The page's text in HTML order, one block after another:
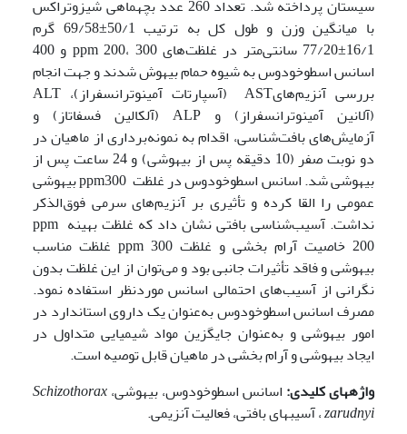
سیستان پرداخته شد. تعداد 260 عدد بچه­ماهی شیزوتراکس
با میانگین وزن و طول کل به ترتیب 50/1±69/58 گرم
16/1±77/20 سانتی‌متر در غلظت‌های ppm 200، 300 و 400
اسانس اسطوخودوس به شیوه حمام بیهوش شدند و جهت انجام
بررسی آنزیم‌هایAST (آسپارتات آمینوترانسفراز)، ALT
(آلانین آمینوترانسفراز) و ALP (آلکالین فسفاتاز) و
آزمایش‌های بافت‌شناسی، اقدام به نمونه‌برداری از ماهیان در
دو نوبت صفر (10 دقیقه پس از بیهوشی) و 24 ساعت پس از
بیهوشی شد. اسانس اسطوخودوس در غلظت ppm300 بیهوشی
عمومی را القا کرده و تأثیری بر آنزیم‌های سرمی فوق‌الذکر
نداشت. آسیب‌شناسی بافتی نشان داد که غلظت بهینه ppm
200 خاصیت آرام بخشی و غلظت ppm 300 غلظت مناسب
بیهوشی و فاقد تأثیرات جانبی بود و می‌توان از این غلظت بدون
نگرانی از آسیب‌های احتمالی اسانس موردنظر استفاده نمود.
مصرف اسانس اسطوخودوس به‌عنوان یک داروی استاندارد در
امور بیهوشی و به‌عنوان جایگزین مواد شیمیایی متداول در
ایجاد بیهوشی و آرام بخشی در ماهیان قابل توصیه است.
واژه­های کلیدی: اسانس اسطوخودوس، بیهوشی،Schizothorax
zarudnyi، آسیب­های بافتی، فعالیت آنزیمی.